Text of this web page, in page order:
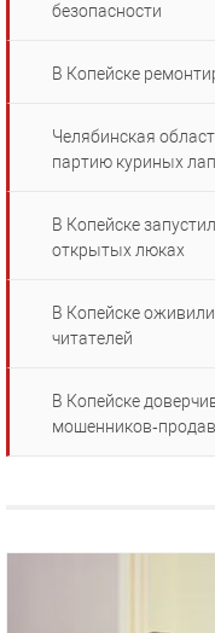
безопасности
В Копейске
Челябинская
партию куриных лап
В Копейске
открытых люках
В Копейске
читателей
В Копейске